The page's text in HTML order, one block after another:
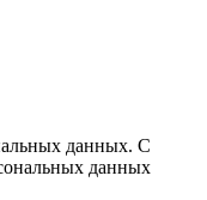
данных. С
данных